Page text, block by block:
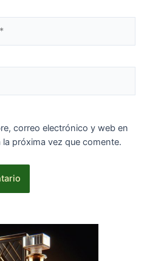
correo electrónico y web en
próxima vez que comente.